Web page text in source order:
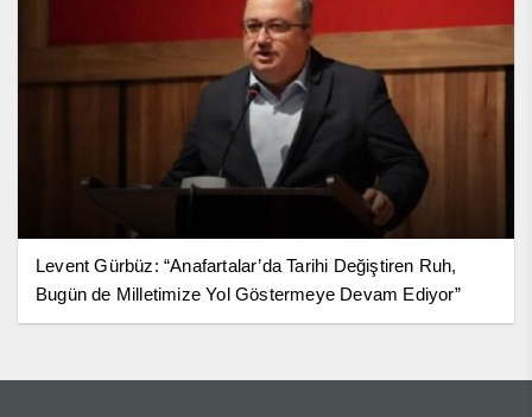
Levent Gürbüz: “Anafartalar’da Tarihi Değiştiren Ruh,
Bugün de Milletimize Yol Göstermeye Devam Ediyor”